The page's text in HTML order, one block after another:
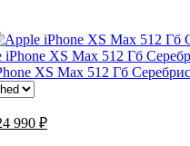
XS Max 512 Гб
990 ₽